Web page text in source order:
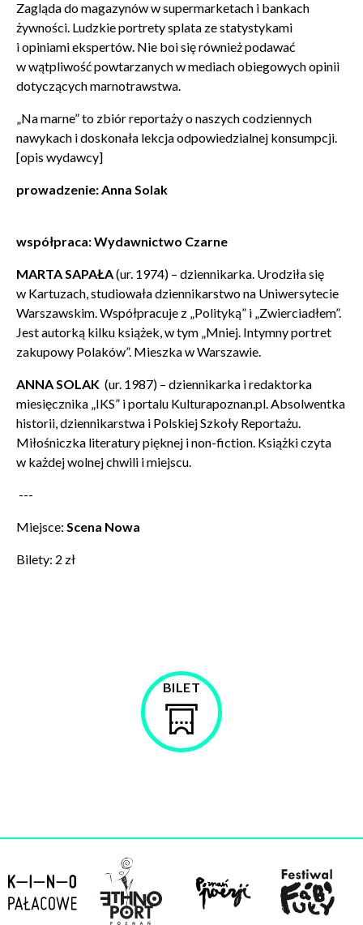
Wyrażam zgodę na przetwarzanie danych osobowych
w celu skorzystania z usługi newsletter.
Administratorem danych osobowych jest Centrum
Kultury ZAMEK z siedzibą w Poznaniu. Zapoznałem/am
się z informacjami dotyczącymi przetwarzania danych
osobowych, które są zawarte w
Zagląda do magazynów w supermarketach i bankach
żywności. Ludzkie portrety splata ze statystykami
i opiniami ekspertów. Nie boi się również podawać
w wątpliwość powtarzanych w mediach obiegowych opinii
dotyczących marnotrawstwa.
„Na marne” to zbiór reportaży o naszych codziennych
nawykach i doskonała lekcja odpowiedzialnej konsumpcji.
[opis wydawcy]
prowadzenie: Anna Solak
współpraca: Wydawnictwo Czarne
MARTA SAPAŁA(ur. 1974) – dziennikarka. Urodziła się
w Kartuzach, studiowała dziennikarstwo na Uniwersytecie
Warszawskim. Współpracuje z „Polityką” i „Zwierciadłem”.
Jest autorką kilku książek, w tym „Mniej. Intymny portret
zakupowy Polaków”. Mieszka w Warszawie.
ANNA SOLAK (ur. 1987) – dziennikarka i redaktorka
miesięcznika „IKS” i portalu Kulturapoznan.pl. Absolwentka
historii, dziennikarstwa i Polskiej Szkoły Reportażu.
Miłośniczka literatury pięknej i non-fiction. Książki czyta
w każdej wolnej chwili i miejscu.
---
Miejsce: Scena Nowa
Bilety: 2 zł
Kup
bilet
BILET